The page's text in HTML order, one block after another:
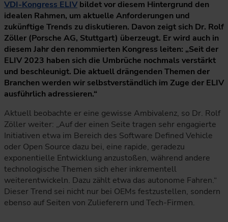
VDI-Kongress ELIV bildet vor diesem Hintergrund den
idealen Rahmen, um aktuelle Anforderungen und
zukünftige Trends zu diskutieren. Davon zeigt sich Dr. Rolf
Zöller (Porsche AG, Stuttgart) überzeugt. Er wird auch in
diesem Jahr den renommierten Kongress leiten: „Seit der
ELIV 2023 haben sich die Umbrüche nochmals verstärkt
und beschleunigt. Die aktuell drängenden Themen der
Branchen werden wir selbstverständlich im Zuge der ELIV
ausführlich adressieren.“
Aktuell beobachte er eine gewisse Ambivalenz, so Dr. Rolf
Zöller weiter: „Auf der einen Seite tragen sehr engagierte
Initiativen etwa im Bereich des Software Defined Vehicle
oder Open Source dazu bei, eine rapide, geradezu
exponentielle Entwicklung anzustoßen, während andere
technologische Themen sich eher inkrementell
weiterentwickeln. Dazu zählt etwa das autonome Fahren.“
Dieser Trend sei nicht nur bei OEMs festzustellen, sondern
ebenso auf Seiten von Zulieferern und Tech-Firmen.